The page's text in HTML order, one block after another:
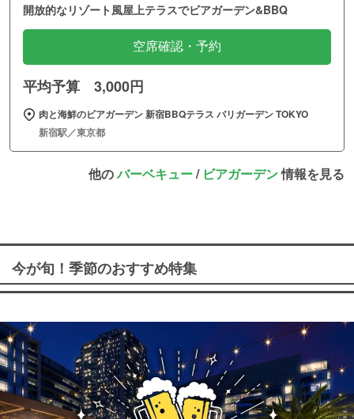
開放的なリゾート風屋上テラスでビアガーデン&BBQ
空席確認・予約
平均予算 3,000円
肉と海鮮のビアガーデン 新宿BBQテラス バリガーデン TOKYO
新宿駅／東京都
他のバーベキュー/ ビアガーデン情報を見る
今が旬！季節のおすすめ特集